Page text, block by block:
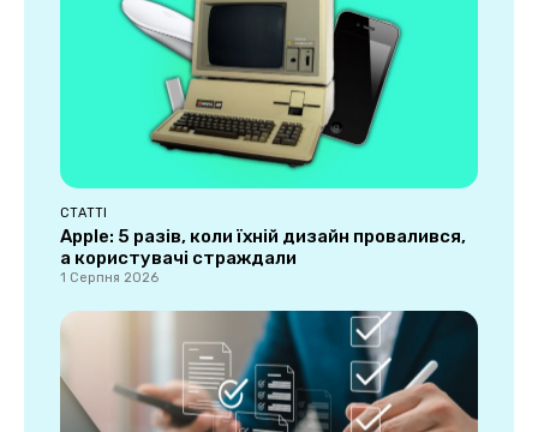
СТАТТІ
Apple: 5 разів, коли їхній дизайн провалився,
а користувачі страждали
1 Серпня 2026